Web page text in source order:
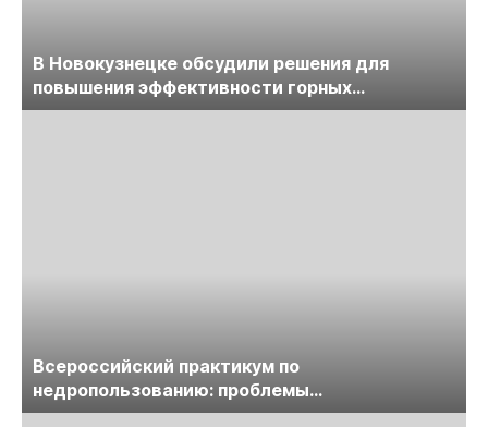
В Новокузнецке обсудили решения для
повышения эффективности горных
предприятий
Всероссийский практикум по
недропользованию: проблемы
лицензирования, цифровизации, экспертизы